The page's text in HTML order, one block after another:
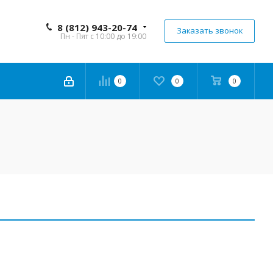
8 (812) 943-20-74
Пн - Пят с 10:00 до 19:00
Заказать звонок
0 0 0